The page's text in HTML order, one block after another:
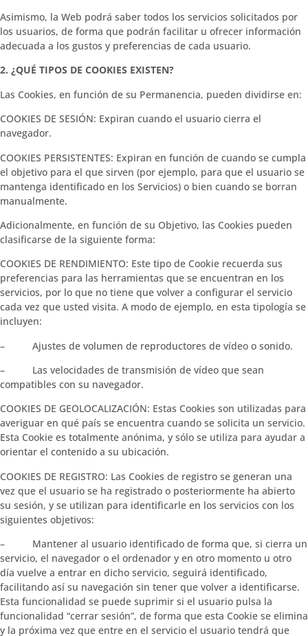
Asimismo, la Web podrá saber todos los servicios solicitados por
los usuarios, de forma que podrán facilitar u ofrecer información
adecuada a los gustos y preferencias de cada usuario.
2. ¿QUÉ TIPOS DE COOKIES EXISTEN?
Las Cookies, en función de su Permanencia, pueden dividirse en:
COOKIES DE SESIÓN: Expiran cuando el usuario cierra el
navegador.
COOKIES PERSISTENTES: Expiran en función de cuando se cumpla
el objetivo para el que sirven (por ejemplo, para que el usuario se
mantenga identificado en los Servicios) o bien cuando se borran
manualmente.
Adicionalmente, en función de su Objetivo, las Cookies pueden
clasificarse de la siguiente forma:
COOKIES DE RENDIMIENTO: Este tipo de Cookie recuerda sus
preferencias para las herramientas que se encuentran en los
servicios, por lo que no tiene que volver a configurar el servicio
cada vez que usted visita. A modo de ejemplo, en esta tipología se
incluyen:
– Ajustes de volumen de reproductores de vídeo o sonido.
– Las velocidades de transmisión de vídeo que sean
compatibles con su navegador.
COOKIES DE GEOLOCALIZACIÓN: Estas Cookies son utilizadas para
averiguar en qué país se encuentra cuando se solicita un servicio.
Esta Cookie es totalmente anónima, y sólo se utiliza para ayudar a
orientar el contenido a su ubicación.
COOKIES DE REGISTRO: Las Cookies de registro se generan una
vez que el usuario se ha registrado o posteriormente ha abierto
su sesión, y se utilizan para identificarle en los servicios con los
siguientes objetivos:
– Mantener al usuario identificado de forma que, si cierra un
servicio, el navegador o el ordenador y en otro momento u otro
día vuelve a entrar en dicho servicio, seguirá identificado,
facilitando así su navegación sin tener que volver a identificarse.
Esta funcionalidad se puede suprimir si el usuario pulsa la
funcionalidad “cerrar sesión”, de forma que esta Cookie se elimina
y la próxima vez que entre en el servicio el usuario tendrá que